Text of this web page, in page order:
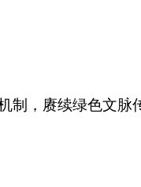
制，赓续绿色文脉